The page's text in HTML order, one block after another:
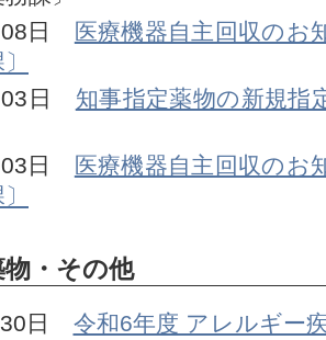
08日
医療機器自主回収のお
03日 知事指定薬物の新規指
03日
医療機器自主回収のお
・その他
30日 令和6年度 アレルギー